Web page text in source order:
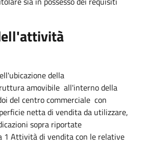
della
amovibile all'interno della
del centro commerciale con
netta di vendita da utilizzare,
sopra riportate
1 Attività di vendita con le relative